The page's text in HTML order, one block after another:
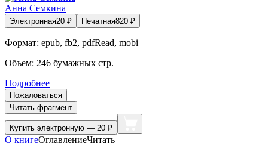
Анна Семкина
Электронная20 ₽ Печатная820 ₽
Формат: epub, fb2, pdfRead, mobi
Объем: 246 бумажных стр.
Подробнее
Пожаловаться
Читать фрагмент
Купить электронную — 20 ₽
О книгеОглавлениеЧитать